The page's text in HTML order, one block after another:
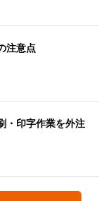
注意点
・印字作業を外注